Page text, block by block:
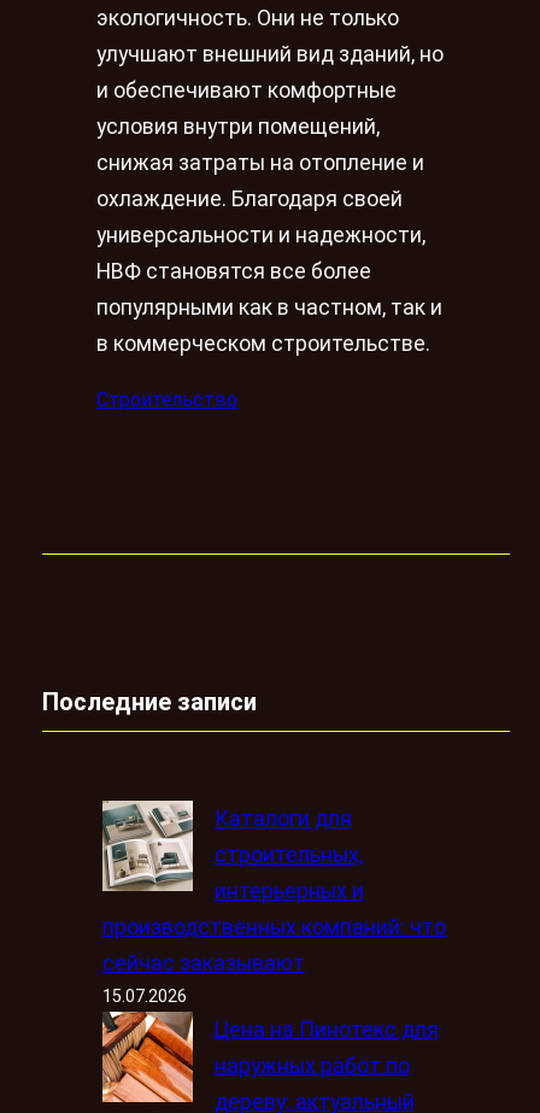
экологичность. Они не только
улучшают внешний вид зданий, но
и обеспечивают комфортные
условия внутри помещений,
снижая затраты на отопление и
охлаждение. Благодаря своей
универсальности и надежности,
НВФ становятся все более
популярными как в частном, так и
в коммерческом строительстве.
Строительство
Последние записи
Каталоги для
строительных,
интерьерных и
производственных компаний: что
сейчас заказывают
15.07.2026
Цена на Пинотекс для
наружных работ по
дереву: актуальный